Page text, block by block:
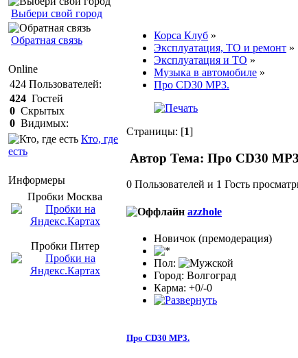
Выбери свой город
Обратная связь
Online
424 Пользователей:
424 Гостей
0 Скрытых
0 Видимых:
Кто, где
есть
Информеры
Пробки Mосква
Пробки Питер
Корса Клуб »
Эксплуатация, ТО и ремонт »
Эксплуатация и ТО »
Музыка в автомобиле »
Про CD30 MP3.
Страницы: [1]
Автор Тема: Про CD30
0 Пользователей и 1 Гость
azzhole
Новичок (премодерация)
Пол:
Город: Волгоград
Карма: +0/-0
Про CD30 MP3.